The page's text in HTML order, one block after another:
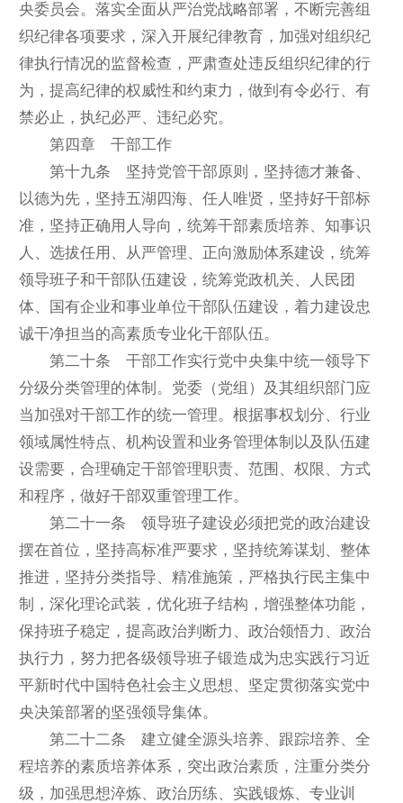
央委员会。落实全面从严治党战略部署，不断完善组
织纪律各项要求，深入开展纪律教育，加强对组织纪
律执行情况的监督检查，严肃查处违反组织纪律的行
为，提高纪律的权威性和约束力，做到有令必行、有
禁必止，执纪必严、违纪必究。
第四章 干部工作
第十九条 坚持党管干部原则，坚持德才兼备、
以德为先，坚持五湖四海、任人唯贤，坚持好干部标
准，坚持正确用人导向，统筹干部素质培养、知事识
人、选拔任用、从严管理、正向激励体系建设，统筹
领导班子和干部队伍建设，统筹党政机关、人民团
体、国有企业和事业单位干部队伍建设，着力建设忠
诚干净担当的高素质专业化干部队伍。
第二十条 干部工作实行党中央集中统一领导下
分级分类管理的体制。党委（党组）及其组织部门应
当加强对干部工作的统一管理。根据事权划分、行业
领域属性特点、机构设置和业务管理体制以及队伍建
设需要，合理确定干部管理职责、范围、权限、方式
和程序，做好干部双重管理工作。
第二十一条 领导班子建设必须把党的政治建设
摆在首位，坚持高标准严要求，坚持统筹谋划、整体
推进，坚持分类指导、精准施策，严格执行民主集中
制，深化理论武装，优化班子结构，增强整体功能，
保持班子稳定，提高政治判断力、政治领悟力、政治
执行力，努力把各级领导班子锻造成为忠实践行习近
平新时代中国特色社会主义思想、坚定贯彻落实党中
央决策部署的坚强领导集体。
第二十二条 建立健全源头培养、跟踪培养、全
程培养的素质培养体系，突出政治素质，注重分类分
级，加强思想淬炼、政治历练、实践锻炼、专业训